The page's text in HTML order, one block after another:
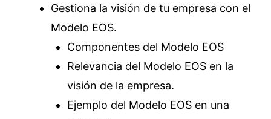
Gestiona la visión de tu empresa con el
Modelo EOS.
Componentes del Modelo EOS
Relevancia del Modelo EOS en la
visión de la empresa.
Ejemplo del Modelo EOS en una